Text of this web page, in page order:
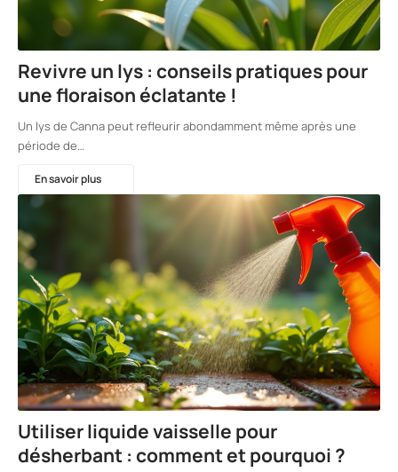
Revivre un lys : conseils pratiques pour
une floraison éclatante !
Un lys de Canna peut refleurir abondamment même après une
période de…
En savoir plus
Utiliser liquide vaisselle pour
désherbant : comment et pourquoi ?